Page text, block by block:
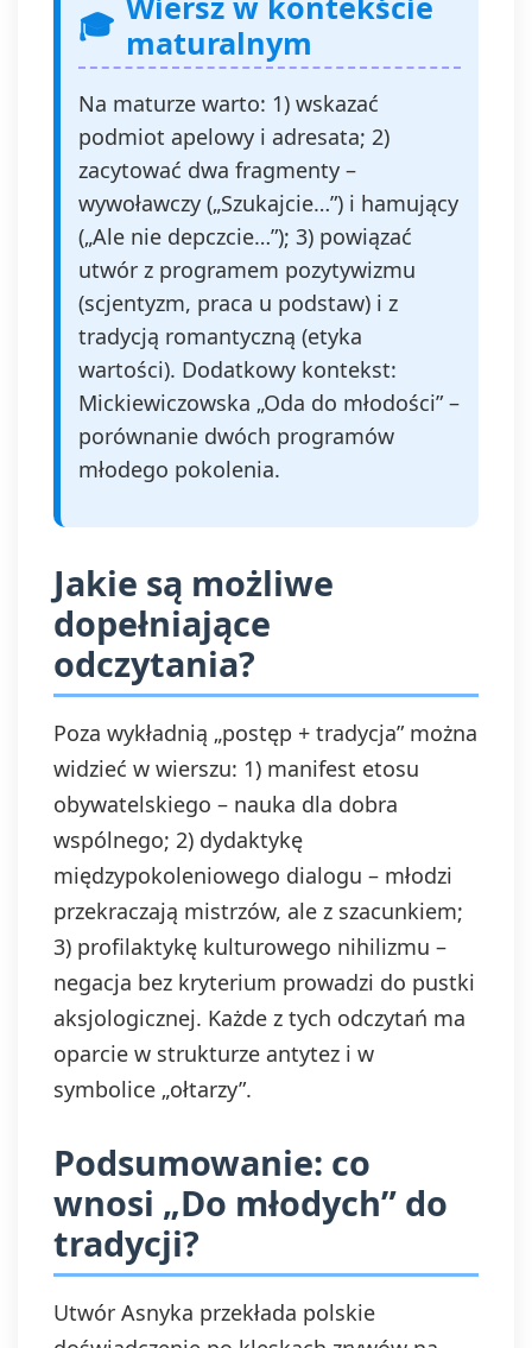
maturalnym
Na maturze warto: 1) wskazać
podmiot apelowy i adresata; 2)
zacytować dwa fragmenty –
wywoławczy („Szukajcie…”) i hamujący
(„Ale nie depczcie…”); 3) powiązać
utwór z programem pozytywizmu
(scjentyzm, praca u podstaw) i z
tradycją romantyczną (etyka
wartości). Dodatkowy kontekst:
Mickiewiczowska „Oda do młodości” –
porównanie dwóch programów
młodego pokolenia.
Jakie są możliwe
dopełniające
odczytania?
Poza wykładnią „postęp + tradycja” można
widzieć w wierszu: 1) manifest etosu
obywatelskiego – nauka dla dobra
wspólnego; 2) dydaktykę
międzypokoleniowego dialogu – młodzi
przekraczają mistrzów, ale z szacunkiem;
3) profilaktykę kulturowego nihilizmu –
negacja bez kryterium prowadzi do pustki
aksjologicznej. Każde z tych odczytań ma
oparcie w strukturze antytez i w
symbolice „ołtarzy”.
Podsumowanie: co
wnosi „Do młodych” do
tradycji?
Utwór Asnyka przekłada polskie